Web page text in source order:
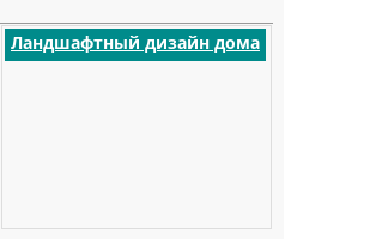
Ландшафтный дизайн дома